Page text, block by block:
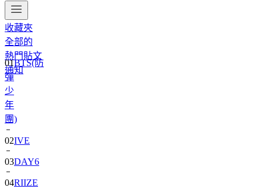
收藏夾
全部的
熱門貼文
通知
01BTS(防
彈
少
年
團)
02IVE
03DAY6
04RIIZE
05NCT